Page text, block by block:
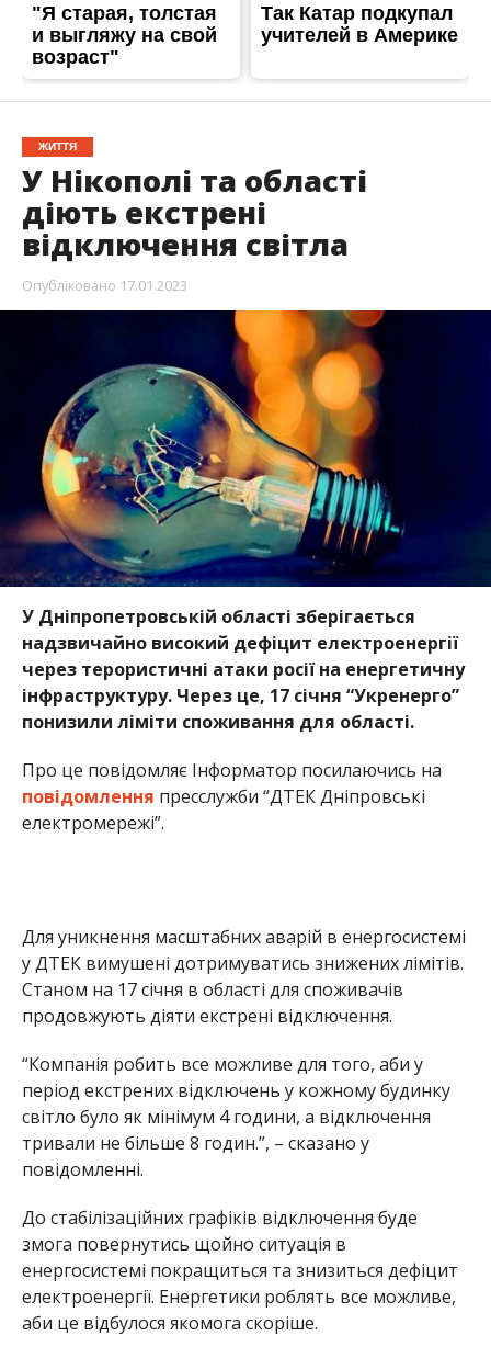
ЖИТТЯ
У Нікополі та області
діють екстрені
відключення світла
Опубліковано 17.01.2023
У Дніпропетровській області зберігається
надзвичайно високий дефіцит електроенергії
через терористичні атаки росії на енергетичну
інфраструктуру. Через це, 17 січня “Укренерго”
понизили ліміти споживання для області.
Про це повідомляє Інформатор посилаючись на
повідомлення пресслужби “ДТЕК Дніпровські
електромережі”.
Для уникнення масштабних аварій в енергосистемі
у ДТЕК вимушені дотримуватись знижених лімітів.
Станом на 17 січня в області для споживачів
продовжують діяти екстрені відключення.
“Компанія робить все можливе для того, аби у
період екстрених відключень у кожному будинку
світло було як мінімум 4 години, а відключення
тривали не більше 8 годин.”, – сказано у
повідомленні.
До стабілізаційних графіків відключення буде
змога повернутись щойно ситуація в
енергосистемі покращиться та знизиться дефіцит
електроенергії. Енергетики роблять все можливе,
аби це відбулося якомога скоріше.